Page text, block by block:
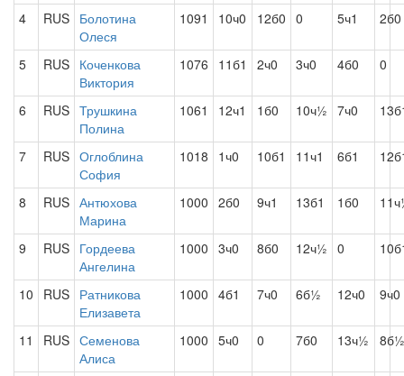
4 RUS Болотина
Олеся
1091 10ч0 12б0 0 5ч1 2б0
5 RUS Коченкова
Виктория
1076 11б1 2ч0 3ч0 4б0 0
6 RUS Трушкина
Полина
1061 12ч1 1б0 10ч½ 7ч0
7 RUS Оглоблина
София
1018 1ч0 10б1 11ч1 6б1
8 RUS Антюхова
Марина
1000 2б0 9ч1 13б1 1б0
9 RUS Гордеева
Ангелина
1000 3ч0 8б0 12ч½ 0
10 RUS Ратникова
Елизавета
1000 4б1 7ч0 6б½ 12ч0 9ч0
11 RUS Семенова
Алиса
1000 5ч0 0 7б0 13ч½ 8б½